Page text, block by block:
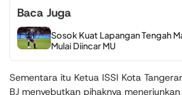
Baca Juga
Sosok Kuat Lapangan Tengah
Mulai Diincar MU
Sementara itu Ketua ISSI Kota
BJ menyebutkan pihaknya